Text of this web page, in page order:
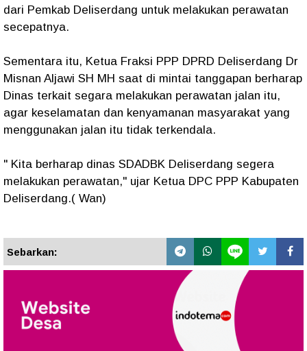
dari Pemkab Deliserdang untuk melakukan perawatan
secepatnya.
Sementara itu, Ketua Fraksi PPP DPRD Deliserdang Dr
Misnan Aljawi SH MH saat di mintai tanggapan berharap
Dinas terkait segara melakukan perawatan jalan itu,
agar keselamatan dan kenyamanan masyarakat yang
menggunakan jalan itu tidak terkendala.
" Kita berharap dinas SDADBK Deliserdang segera
melakukan perawatan," ujar Ketua DPC PPP Kabupaten
Deliserdang.( Wan)
Sebarkan: